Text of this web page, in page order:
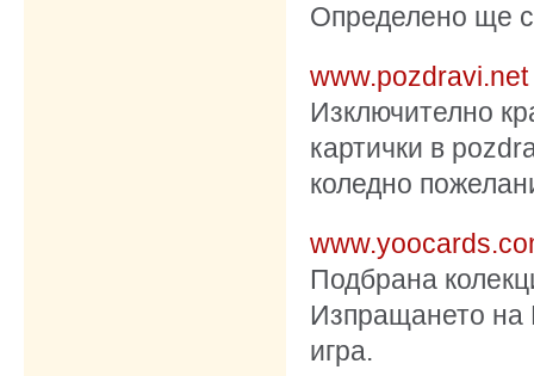
Определено ще
www.pozdravi.net
Изключително
картички в
коледно
Подбрана
Изпращането на
игра.